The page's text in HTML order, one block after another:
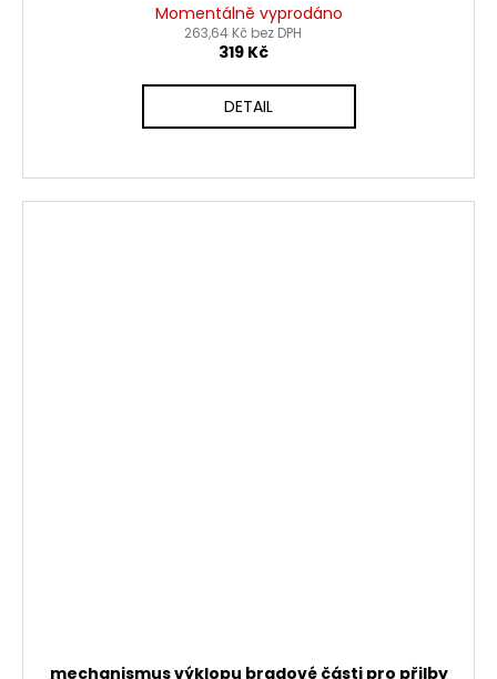
Momentálně vyprodáno
263,64 Kč bez DPH
319 Kč
DETAIL
mechanismus výklopu bradové části pro přilby